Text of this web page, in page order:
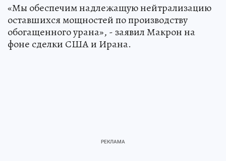
«Мы обеспечим надлежащую нейтрализацию
оставшихся мощностей по производству
обогащенного урана», - заявил Макрон на
фоне сделки США и Ирана.